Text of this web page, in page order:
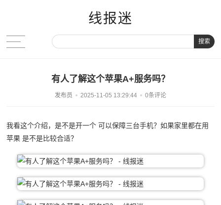
线报迷
搜索
有人了解这个苹果A+服务吗？
发布员 2025-11-05 13:29:44 0条评论
我看这个介绍，是不是开一个 可以保障三台手机？如果家里都在用
苹果 是不是比较合适？